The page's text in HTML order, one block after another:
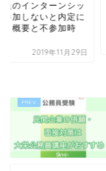
員のインターンシッ
参加しないと内定に
？概要と不参加時
2019年11月29日